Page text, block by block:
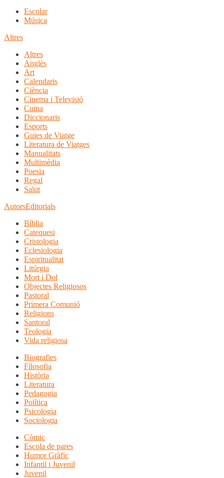
Escolar
Música
Altres
Altres
Anglès
Art
Calendaris
Ciència
Cinema i Televisió
Cuina
Diccionaris
Esports
Guies de Viatge
Literatura de Viatges
Manualitats
Multimèdia
Poesia
Regal
Salut
AutorsEditorials
Bíblia
Catequesi
Cristologia
Eclesiologia
Espiritualitat
Litúrgia
Mort i Dol
Objectes Religiosos
Pastoral
Primera Comunió
Religions
Santoral
Teologia
Vida religiosa
Biografies
Filosofia
Història
Literatura
Pedagogia
Política
Psicologia
Sociologia
Còmic
Escola de pares
Humor Gràfic
Infantil i Juvenil
Juvenil